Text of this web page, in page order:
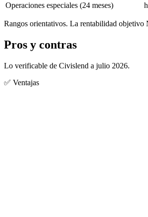
Operaciones especiales (24 meses)
Rangos orientativos. La rentabilidad objetivo
Pros y contras
Lo verificable de Civislend a julio 2026.
✅ Ventajas